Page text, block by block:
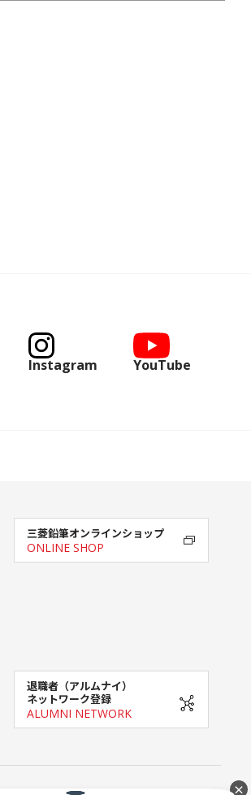
Instagram YouTube
三菱鉛筆オンラインショップ
ONLINE SHOP
退職者（アルムナイ）
ネットワーク登録
ALUMNI NETWORK
×